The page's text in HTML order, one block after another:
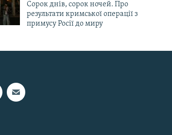
Сорок днів, сорок ночей. Про
результати кримської операції з
примусу Росії до миру